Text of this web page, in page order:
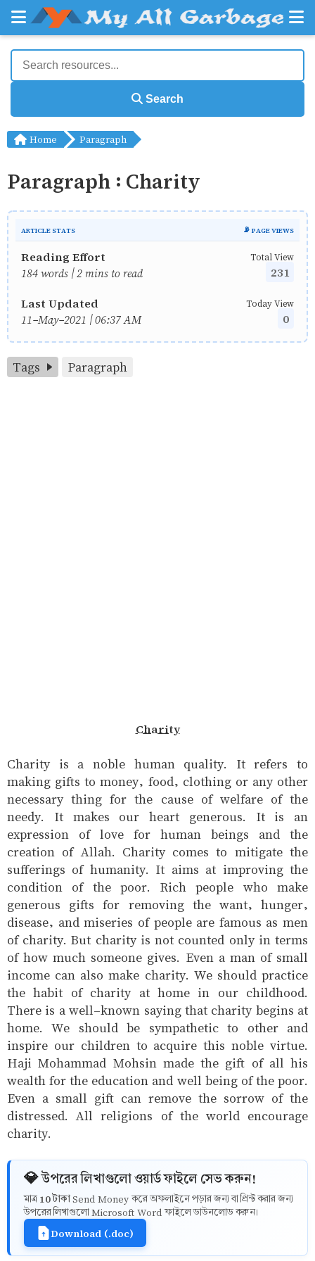
Search
Home Paragraph
Paragraph : Charity
ARTICLE STATS 📡 PAGE VIEWS
Reading Effort
184 words | 2 mins to read
Total View
231
Last Updated
11-May-2021 | 06:37 AM
Today View
0
Tags Paragraph
Charity
Charity is a noble human quality. It refers to
making gifts to money, food, clothing or any other
necessary thing for the cause of welfare of the
needy. It makes our heart generous. It is an
expression of love for human beings and the
creation of Allah. Charity comes to mitigate the
sufferings of humanity. It aims at improving the
condition of the poor. Rich people who make
generous gifts for removing the want, hunger,
disease, and miseries of people are famous as men
of charity. But charity is not counted only in terms
of how much someone gives. Even a man of small
income can also make charity. We should practice
the habit of charity at home in our childhood.
There is a well-known saying that charity begins at
home. We should be sympathetic to other and
inspire our children to acquire this noble virtue.
Haji Mohammad Mohsin made the gift of all his
wealth for the education and well being of the poor.
Even a small gift can remove the sorrow of the
distressed. All religions of the world encourage
charity.
💎 উপরের লিখাগুলো ওয়ার্ড ফাইলে সেভ করুন!
মাত্র 10 টাকাSend Money করে অফলাইনে পড়ার জন্য বা প্রিন্ট করার জন্য
উপরের লিখাগুলো Microsoft Word ফাইলে ডাউনলোড করুন।
Download (.doc)